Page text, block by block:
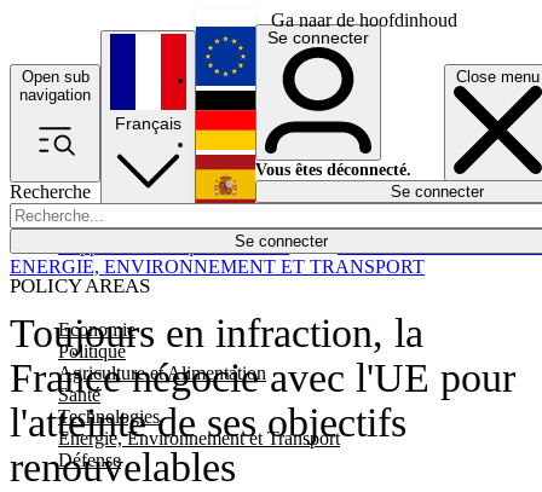
Ga naar de hoofdinhoud
Open sub
navigation
Close menu
Recherche
Se connecter
POLICY AREAS
Economie
Politique
Agriculture et Alimentation
Santé
Technologies
Energie, Environnement et Transport
Défense
Économie
Français
English
Deutsch
Español
Se connecter
Vous êtes déconnecté.
Se connecter
Toujours en infraction, la
France négocie avec l'UE pour
l'atteinte de ses objectifs
renouvelables
ENERGIE, ENVIRONNEMENT ET TRANSPORT